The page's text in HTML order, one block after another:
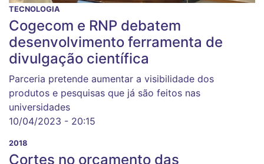
TECNOLOGIA
Cogecom e RNP debatem
desenvolvimento ferramenta de
divulgação científica
Parceria pretende aumentar a visibilidade dos
produtos e pesquisas que já são feitos nas
universidades
10/04/2023 - 20:15
2018
Cortes no orçamento das